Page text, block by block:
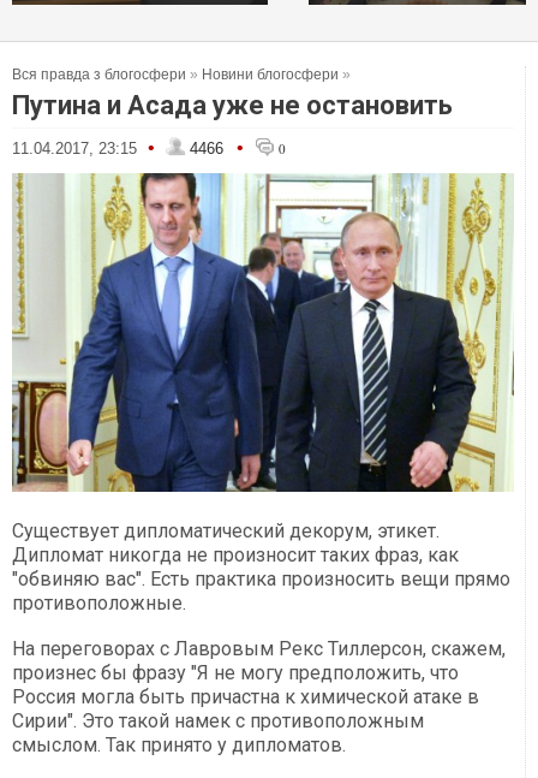
Вся правда з блогосфери » Новини блогосфери »
Путина и Асада уже не остановить
11.04.2017, 23:15 • 4466 • 0
Существует дипломатический декорум, этикет.
Дипломат никогда не произносит таких фраз, как
"обвиняю вас". Есть практика произносить вещи прямо
противоположные.
На переговорах с Лавровым Рекс Тиллерсон, скажем,
произнес бы фразу "Я не могу предположить, что
Россия могла быть причастна к химической атаке в
Сирии". Это такой намек с противоположным
смыслом. Так принято у дипломатов.